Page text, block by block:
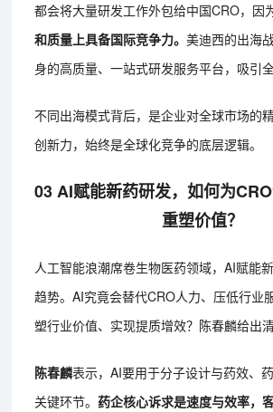
都会将大量研发工作外包给中国CRO，因
和质量上具备国际竞争力。美迪西的出海
身的高质量、一站式研发服务平台，吸引
不同出海模式背后，是企业对全球市场的
创新力，始终是全球化竞争的底层逻辑。
03 AI赋能新药研发，如何为
重塑价值？
人工智能浪潮席卷生物医药领域，AI赋能
趋势。AI究竟会替代CRO人力、压低行业
塑行业价值、实现提质增效？陈春麟给出清
陈春麟表示，AI要用于分子设计与药效、
关键环节。药企核心诉求是速度与效率，